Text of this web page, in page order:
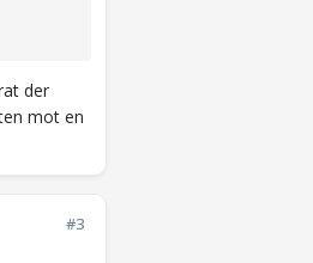
der
mot en
#3